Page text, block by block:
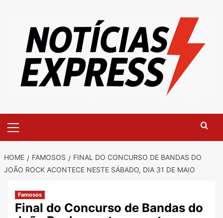
Menu
HOME FAMOSOS
FINAL DO CONCURSO DE BANDAS DO
JOÃO ROCK ACONTECE NESTE SÁBADO, DIA 31 DE MAIO
Famosos
Final do Concurso de Bandas do